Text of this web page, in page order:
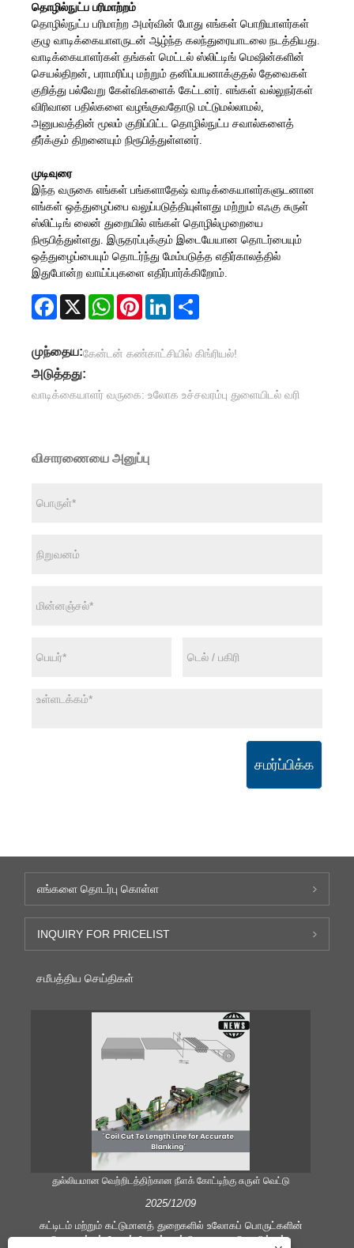
தொழில்நுட்ப பரிமாற்றம்
தொழில்நுட்ப பரிமாற்ற அமர்வின் போது எங்கள் பொறியாளர்கள்
குழு வாடிக்கையாளருடன் ஆழ்ந்த கலந்துரையாடலை நடத்தியது.
வாடிக்கையாளர்கள் தங்கள் மெட்டல் ஸ்லிட்டிங் மெஷின்களின்
செயல்திறன், பராமரிப்பு மற்றும் தனிப்பயனாக்குதல் தேவைகள்
குறித்து பல்வேறு கேள்விகளைக் கேட்டனர். எங்கள் வல்லுநர்கள்
விரிவான பதில்களை வழங்குவதோடு மட்டுமல்லாமல்,
அனுபவத்தின் மூலம் குறிப்பிட்ட தொழில்நுட்ப சவால்களைத்
தீர்க்கும் திறனையும் நிரூபித்துள்ளனர்.
முடிவுரை
இந்த வருகை எங்கள் பங்களாதேஷ் வாடிக்கையாளர்களுடனான
எங்கள் ஒத்துழைப்பை வலுப்படுத்தியுள்ளது மற்றும் எஃகு சுருள்
ஸ்லிட்டிங் லைன் துறையில் எங்கள் தொழில்முறையை
நிரூபித்துள்ளது. இருதரப்புக்கும் இடையேயான தொடர்பையும்
ஒத்துழைப்பையும் தொடர்ந்து மேம்படுத்த எதிர்காலத்தில்
இதுபோன்ற வாய்ப்புகளை எதிர்பார்க்கிறோம்.
Facebook
X WhatsAppPinterestLinkedIn
முந்தைய:கேன்டன் கண்காட்சியில் கிங்ரியல்!
அடுத்தது:
வாடிக்கையாளர் வருகை: உலோக உச்சவரம்பு துளையிடல் வரி
விசாரணையை அனுப்பு
சமர்ப்பிக்க
எங்களை தொடர்பு கொள்ள
INQUIRY FOR PRICELIST
சமீபத்திய செய்திகள்
துல்லியமான வெற்றிடத்திற்கான நீளக் கோட்டிற்கு சுருள் வெட்டு
2025/12/09
கட்டிடம் மற்றும் கட்டுமானத் துறைகளில் உலோகப் பொருட்களின்
செயலாக்கம் மேலும் மேலும் முக்கியமானது. தொழில்நுட்ப